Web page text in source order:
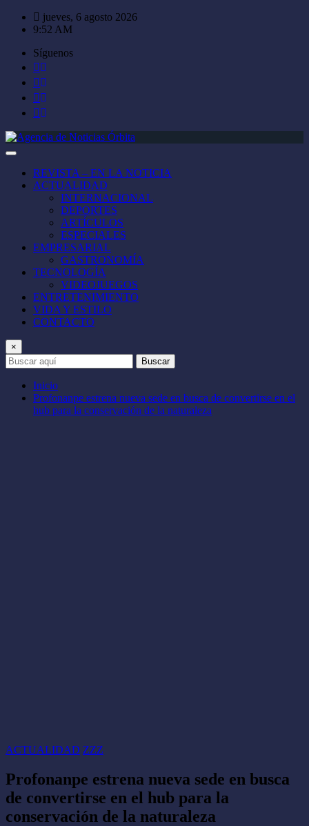
Saltar
jueves, 6 agosto 2026
9:52 AM
Síguenos
REVISTA – EN LA NOTICIA
ACTUALIDAD
INTERNACIONAL
DEPORTES
ARTÍCULOS
ESPECIALES
EMPRESARIAL
GASTRONOMÍA
TECNOLOGÍA
VIDEOJUEGOS
ENTRETENIMIENTO
VIDA Y ESTILO
CONTACTO
×
Buscar
Inicio
Profonanpe estrena nueva sede en busca de convertirse en el
hub para la conservación de la naturaleza
ACTUALIDAD ZZZ
Profonanpe estrena nueva sede en busca
de convertirse en el hub para la
conservación de la naturaleza